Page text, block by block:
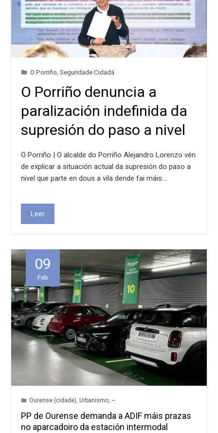
O Porriño ,Seguridade Cidadá
O Porriño denuncia a
paralización indefinida da
supresión do paso a nivel
O Porriño | O alcalde do Porriño Alejandro Lorenzo vén
de explicar a situación actual da supresión do paso a
nivel que parte en dous a vila dende fai máis…
Leer
09
Feb
Ourense (cidade), Urbanismo, ~
PP de Ourense demanda a ADIF máis prazas
no aparcadoiro da estación intermodal